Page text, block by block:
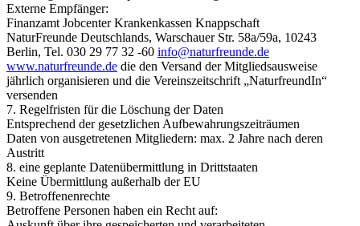
Externe Empfänger:
Finanzamt Jobcenter Krankenkassen Knappschaft
NaturFreunde Deutschlands, Warschauer Str. 58a/59a, 10243
Berlin, Tel. 030 29 77 32 -60 info naturfreunde.de
www.naturfreunde.de die den Versand der Mitgliedsausweise
jährlich organisieren und die Vereinszeitschrift „NaturfreundIn“
versenden
7. Regelfristen für die Löschung der Daten
Entsprechend der gesetzlichen Aufbewahrungszeiträumen
Daten von ausgetretenen Mitgliedern: max. 2 Jahre nach deren
Austritt
8. eine geplante Datenübermittlung in Drittstaaten
Keine Übermittlung außerhalb der EU
9. Betroffenenrechte
Betroffene Personen haben ein Recht auf: